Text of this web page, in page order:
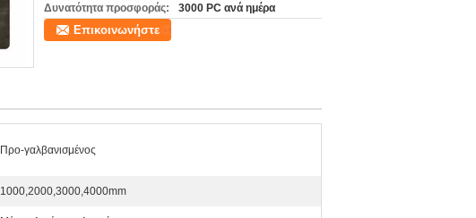
Δυνατότητα προσφοράς:
3000 PC ανά ημέρα
Επικοινωνήστε
Προ-γαλβανισμένος
1000,2000,3000,4000mm